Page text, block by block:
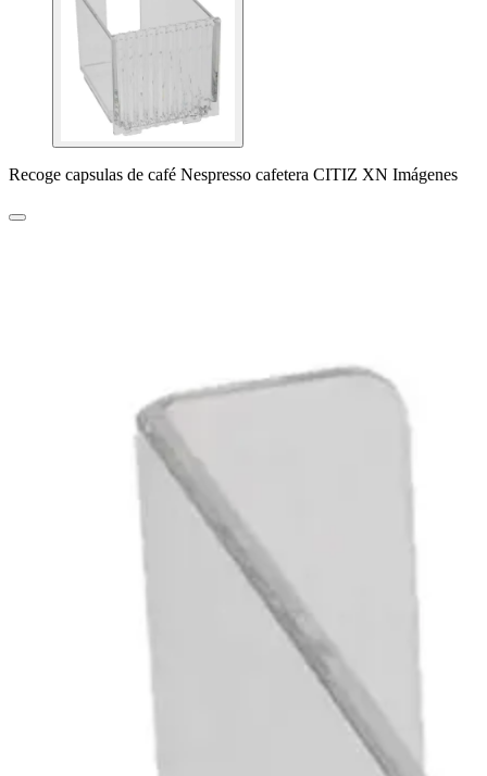
Recoge capsulas de café Nespresso cafetera CITIZ XN Imágenes